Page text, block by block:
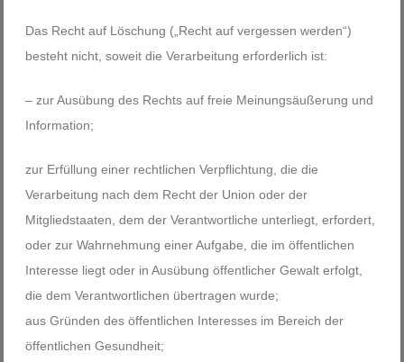
Das Recht auf Löschung („Recht auf vergessen werden“)
besteht nicht, soweit die Verarbeitung erforderlich ist:
– zur Ausübung des Rechts auf freie Meinungsäußerung und
Information;
zur Erfüllung einer rechtlichen Verpflichtung, die die
Verarbeitung nach dem Recht der Union oder der
Mitgliedstaaten, dem der Verantwortliche unterliegt, erfordert,
oder zur Wahrnehmung einer Aufgabe, die im öffentlichen
Interesse liegt oder in Ausübung öffentlicher Gewalt erfolgt,
die dem Verantwortlichen übertragen wurde;
aus Gründen des öffentlichen Interesses im Bereich der
öffentlichen Gesundheit;